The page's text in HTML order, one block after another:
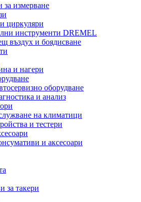
за измерване
циркуляри
инструменти DREMEL
въздух и боядисване
и нагери
оборудване
и анализ
на климатици
и тестери
и аксесоари
за такери